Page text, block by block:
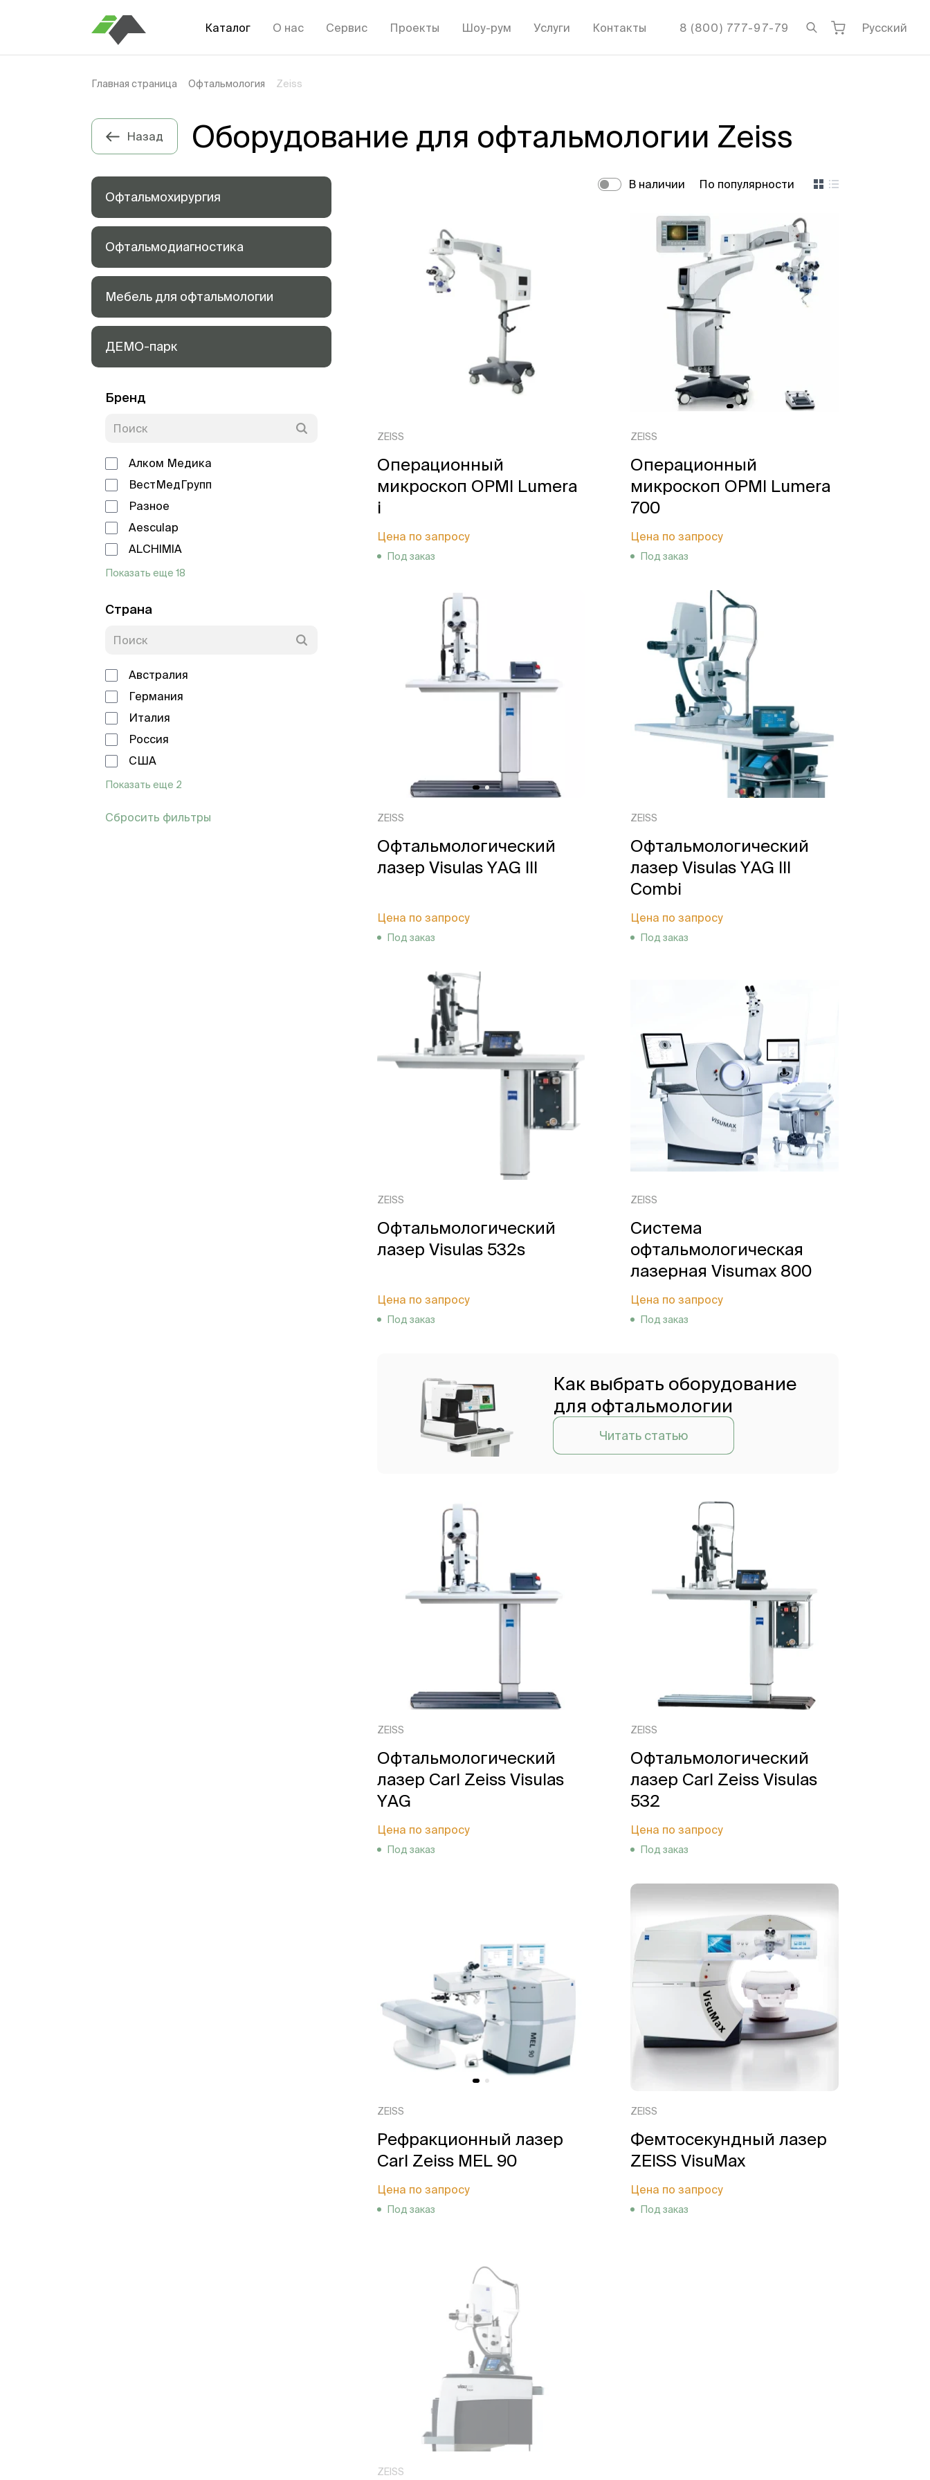
Каталог О нас Сервис Проекты Шоу-рум Услуги Контакты 8 (800) 777-97-79 Русский
Главная страница Офтальмология Zeiss
Назад Оборудование для офтальмологии Zeiss
Офтальмохирургия
Офтальмодиагностика
Мебель для офтальмологии
ДЕМО-парк
Бренд
Алком Медика
ВестМедГрупп
Разное
Aesculap
ALCHIMIA
Показать еще 18
Страна
Австралия
Германия
Италия
Россия
США
Показать еще 2
Сбросить фильтры
В наличии По популярности
Как выбрать оборудование
для офтальмологии
Читать статью
ZEISS
Операционный
микроскоп OPMI Lumera
i
Цена по запросу
Под заказ
ZEISS
Операционный
микроскоп OPMI Lumera
700
Цена по запросу
Под заказ
ZEISS
Офтальмологический
лазер Visulas YAG III
Цена по запросу
Под заказ
ZEISS
Офтальмологический
лазер Visulas YAG III
Combi
Цена по запросу
Под заказ
ZEISS
Офтальмологический
лазер Visulas 532s
Цена по запросу
Под заказ
ZEISS
Система
офтальмологическая
лазерная Visumax 800
Цена по запросу
Под заказ
ZEISS
Офтальмологический
лазер Carl Zeiss Visulas
YAG
Цена по запросу
Под заказ
ZEISS
Офтальмологический
лазер Carl Zeiss Visulas
532
Цена по запросу
Под заказ
ZEISS
Рефракционный лазер
Carl Zeiss MEL 90
Цена по запросу
Под заказ
ZEISS
Фемтосекундный лазер
ZEISS VisuMax
Цена по запросу
Под заказ
ZEISS